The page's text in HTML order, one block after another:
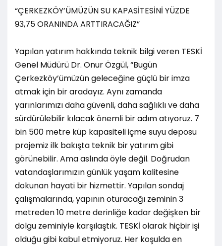
“ÇERKEZKÖY’ÜMÜZÜN SU KAPASİTESİNİ YÜZDE
93,75 ORANINDA ARTTIRACAĞIZ”
Yapılan yatırım hakkında teknik bilgi veren TESKİ
Genel Müdürü Dr. Onur Özgül, “Bugün
Çerkezköy’ümüzün geleceğine güçlü bir imza
atmak için bir aradayız. Aynı zamanda
yarınlarımızı daha güvenli, daha sağlıklı ve daha
sürdürülebilir kılacak önemli bir adım atıyoruz. 7
bin 500 metre küp kapasiteli içme suyu deposu
projemiz ilk bakışta teknik bir yatırım gibi
görünebilir. Ama aslında öyle değil. Doğrudan
vatandaşlarımızın günlük yaşam kalitesine
dokunan hayati bir hizmettir. Yapılan sondaj
çalışmalarında, yapının oturacağı zeminin 3
metreden 10 metre derinliğe kadar değişken bir
dolgu zeminiyle karşılaştık. TESKİ olarak hiçbir işi
olduğu gibi kabul etmiyoruz. Her koşulda en